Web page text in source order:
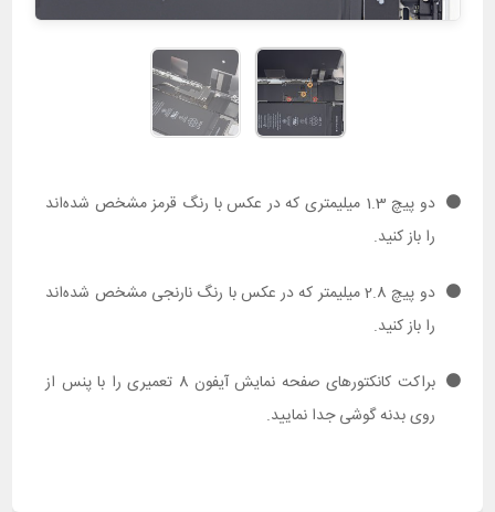
دو پیچ 1.3 میلیمتری که در عکس با رنگ قرمز مشخص شده‌اند
را باز کنید.
دو پیچ 2.8 میلیمتر که در عکس با رنگ نارنجی مشخص شده‌اند
را باز کنید.
براکت کانکتورهای صفحه نمایش آیفون 8 تعمیری را با پنس از
روی بدنه گوشی جدا نمایید.